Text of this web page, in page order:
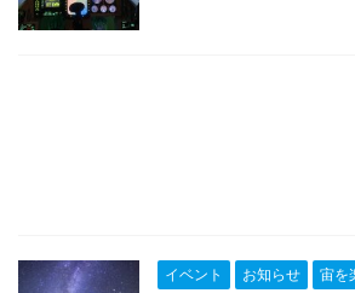
イベント お知らせ 宙を